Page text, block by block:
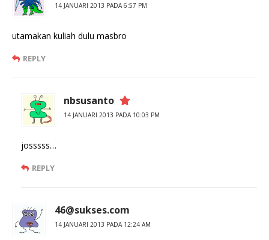
14 JANUARI 2013 PADA 6:57 PM
utamakan kuliah dulu masbro
REPLY
nbsusanto
14 JANUARI 2013 PADA 10:03 PM
josssss…
REPLY
46@sukses.com
14 JANUARI 2013 PADA 12:24 AM